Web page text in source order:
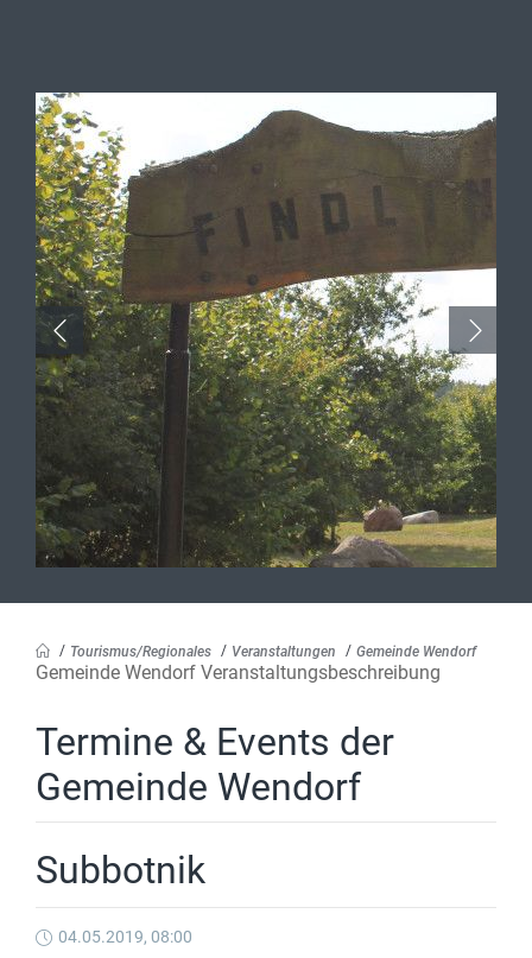
Tourismus/Regionales Veranstaltungen Gemeinde Wendorf
Gemeinde Wendorf Veranstaltungsbeschreibung
Termine & Events der
Gemeinde Wendorf
Subbotnik
04.05.2019, 08:00